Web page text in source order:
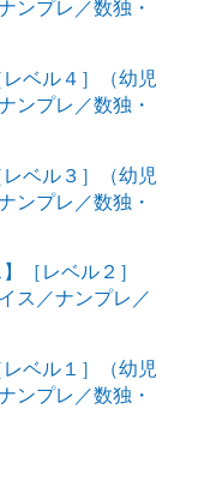
ンプレ／数独・
ベル４］（幼児
ンプレ／数独・
ベル３］（幼児
ンプレ／数独・
［レベル２］
ス／ナンプレ／
ベル１］（幼児
ンプレ／数独・